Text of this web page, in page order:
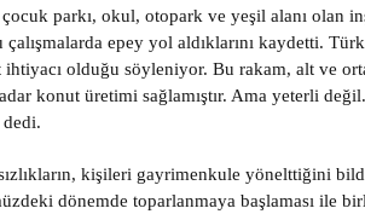
parkı, okul, otopark ve yeşil alanı olan
epey yol aldıklarını kaydetti.
olduğu söyleniyor. Bu rakam, alt ve
konut üretimi sağlamıştır. Ama yeterli
kişileri gayrimenkule yönelttiğini
dönemde toparlanmaya başlaması ile